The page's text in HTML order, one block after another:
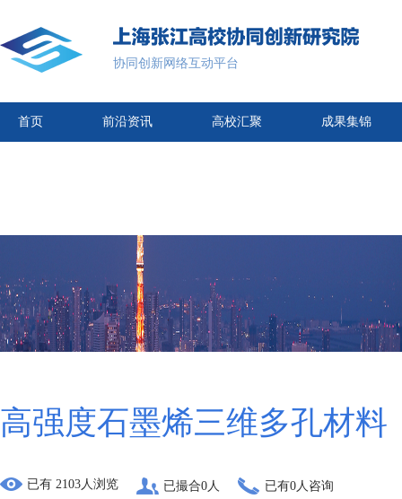
协同创新网络互动平台
首页 前沿资讯 高校汇聚 成果集锦
高强度石墨烯三维多孔材料
已有 2103人浏览 已撮合0人 已有0人咨询